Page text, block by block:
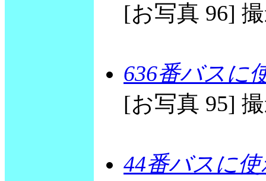
[お写真 96]
636番バスに
[お写真 95]
44番バスに